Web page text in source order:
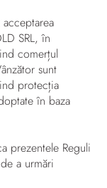
SRL, în
comerțul
sunt
protecția
în baza
prezentele Reguli
a urmări